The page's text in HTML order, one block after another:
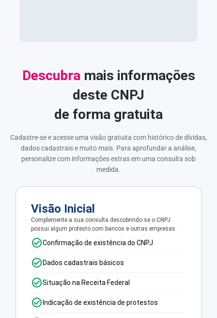
Descubra mais informações
deste CNPJ
de forma gratuita
Cadastre-se e acesse uma visão gratuita com histórico de dívidas,
dados cadastrais e muito mais. Para aprofundar a análise,
personalize com informações extras em uma consulta sob
medida.
Visão Inicial
Complemente a sua consulta descobrindo se o CNPJ
possui algum protesto com bancos e outras empresas.
Confirmação de existência do CNPJ
Dados cadastrais básicos
Situação na Receita Federal
Indicação de existência de protestos